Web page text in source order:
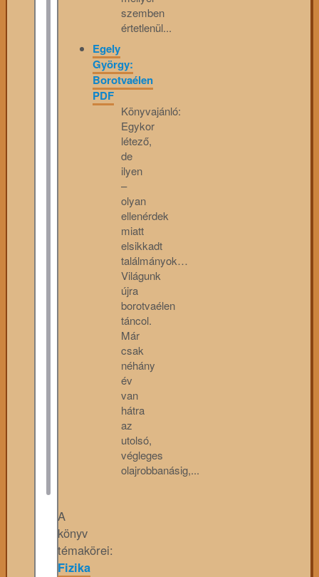
szemben
értetlenül...
Egely
György:
Borotvaélen
PDF
Könyvajánló:
Egykor
létező,
de
ilyen
–
olyan
ellenérdek
miatt
elsikkadt
találmányok…
Világunk
újra
borotvaélen
táncol.
Már
csak
néhány
év
van
hátra
az
utolsó,
végleges
olajrobbanásig,...
A
könyv
témakörei:
Fizika